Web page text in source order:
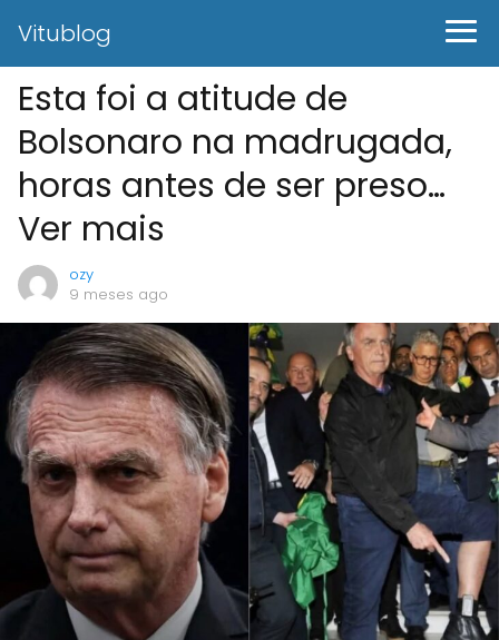
Vitublog
Esta foi a atitude de
Bolsonaro na madrugada,
horas antes de ser preso…
Ver mais
ozy
9 meses ago